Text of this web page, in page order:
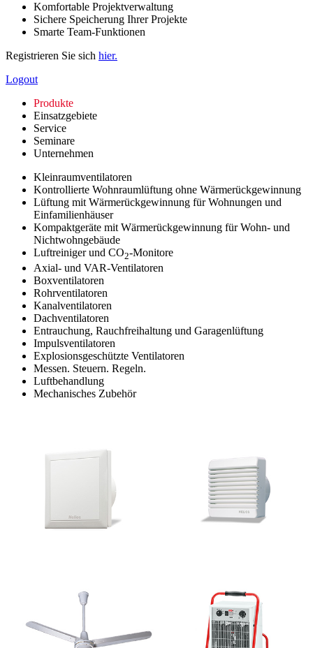
Komfortable Projektverwaltung
Sichere Speicherung Ihrer Projekte
Smarte Team-Funktionen
Registrieren Sie sich hier.
Logout
Produkte
Einsatzgebiete
Service
Seminare
Unternehmen
Kleinraumventilatoren
Kontrollierte Wohnraumlüftung ohne Wärmerückgewinnung
Lüftung mit Wärmerückgewinnung für Wohnungen und
Einfamilienhäuser
Kompaktgeräte mit Wärmerückgewinnung für Wohn- und
Nichtwohngebäude
Luftreiniger und CO2-Monitore
Axial- und VAR-Ventilatoren
Boxventilatoren
Rohrventilatoren
Kanalventilatoren
Dachventilatoren
Entrauchung, Rauchfreihaltung und Garagenlüftung
Impulsventilatoren
Explosionsgeschützte Ventilatoren
Messen. Steuern. Regeln.
Luftbehandlung
Mechanisches Zubehör